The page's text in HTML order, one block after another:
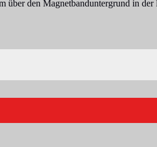
über den Magnetbanduntergrund in